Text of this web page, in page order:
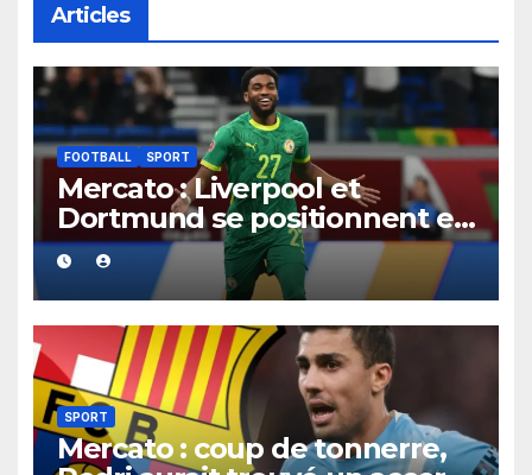
Articles
FOOTBALL SPORT
Mercato : Liverpool et
Dortmund se positionnent en
favoris pour recruter Ibrahim
Mbaye
SPORT
Mercato : coup de tonnerre,